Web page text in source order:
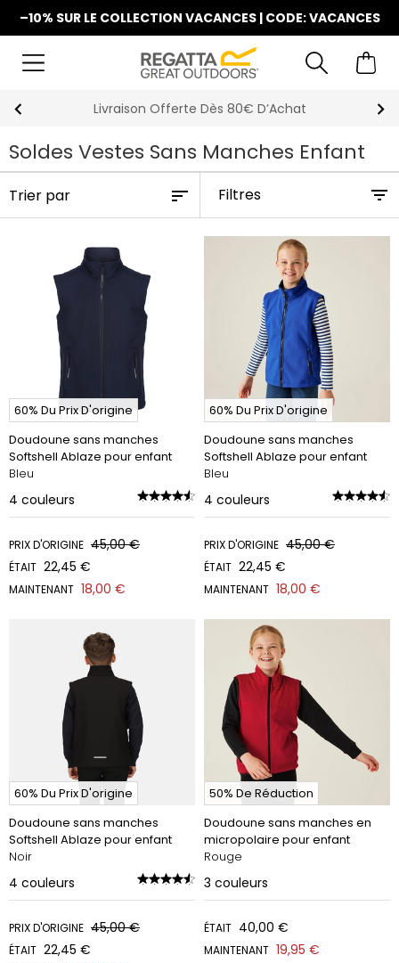
–10% SUR LE COLLECTION VACANCES | CODE: VACANCES
Livraison Offerte Dès 80€ D’Achat
Soldes Vestes Sans Manches Enfant
Filtres
60% Du Prix D'origine
Doudoune sans manches
Softshell Ablaze pour enfant
Bleu
4 couleurs
PRIX D'ORIGINE 45,00 €
ÉTAIT 22,45 €
MAINTENANT 18,00 €
60% Du Prix D'origine
Doudoune sans manches
Softshell Ablaze pour enfant
Bleu
4 couleurs
PRIX D'ORIGINE 45,00 €
ÉTAIT 22,45 €
MAINTENANT 18,00 €
60% Du Prix D'origine
Doudoune sans manches
Softshell Ablaze pour enfant
Noir
4 couleurs
PRIX D'ORIGINE 45,00 €
ÉTAIT 22,45 €
50% De Réduction
Doudoune sans manches en
micropolaire pour enfant
Rouge
3 couleurs
ÉTAIT 40,00 €
MAINTENANT 19,95 €